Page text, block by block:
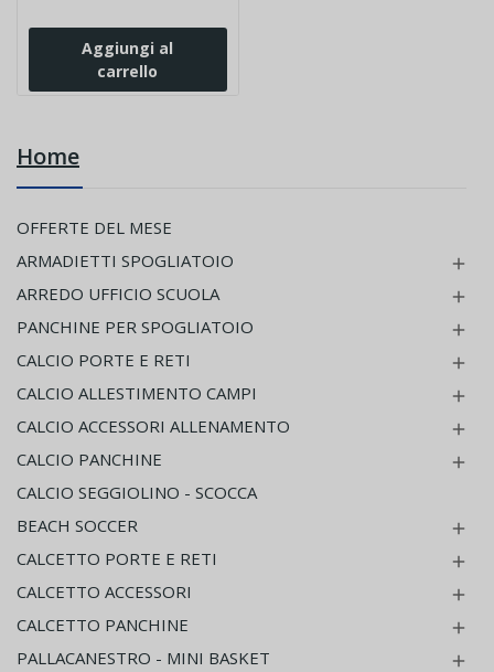
Home
OFFERTE DEL MESE
ARMADIETTI SPOGLIATOIO

ARREDO UFFICIO SCUOLA 
PANCHINE PER SPOGLIATOIO 
CALCIO PORTE E RETI 
CALCIO ALLESTIMENTO CAMPI 
CALCIO ACCESSORI ALLENAMENTO 
CALCIO PANCHINE 
CALCIO SEGGIOLINO - SCOCCA
BEACH SOCCER

CALCETTO PORTE E RETI 
CALCETTO ACCESSORI 
CALCETTO PANCHINE 
PALLACANESTRO - MINI BASKET 
Aggiungi al
carrello